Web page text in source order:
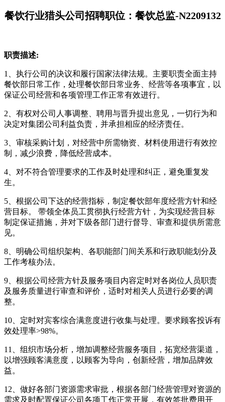
餐饮行业猎头公司招聘职位：餐饮总监-N2209132
职责描述:
1、执行公司的决议和履行国家法律法规。主要职责全面主持
餐饮部日常工作，处理餐饮部日常业务、经营等各项事宜，以
保证公司经营和各项管理工作正常有效进行。
2、有权对公司人事调整、聘用与晋升提出意见，一切行为和
决定对集团公司利益负责，并承担相应的经济责任。
3、审核采购计划，对经营中所需物资、材料使用进行有效控
制，减少浪费，降低经营成本。
4、对不符合管理要求的工作及时处理和纠正，避免重复发
生。
5、根据公司下达的经营指标，制定餐饮部年度经营方针和经
营目标。 带领全体员工贯彻执行经营方针，为实现经营目标
制定保证措施，并对下级各部门进行督导、审查和提供所需意
见。
8、明确公司组织架构、各职能部门间关系和行政职能划分及
工作考核办法。
9、根据公司经营方针及服务项目内容定时对各岗位人员职责
及服务质量进行审查和评价，适时对相关人员进行必要的调
整。
10、定时对宾客综合满意度进行收集与处理。要求顾客投诉有
效处理率>98%。
11、组织市场分析，增加调整经营服务项目，拓宽经营渠道，
以增强顾客满意度，以顾客为导向，创新经营，增加品牌效
益。
12、做好各部门资源需求审批，根据各部门经营管理对资源的
需求及时配置保证公司各项工作正常开展，有效签批费用开